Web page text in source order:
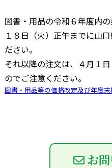
図書・用品の令和６年度内
１８日（火）正午までに山
ださい。
それ以降の注文は、４月１
のでご注意ください。
図書・用品等の価格改定及び年度
お